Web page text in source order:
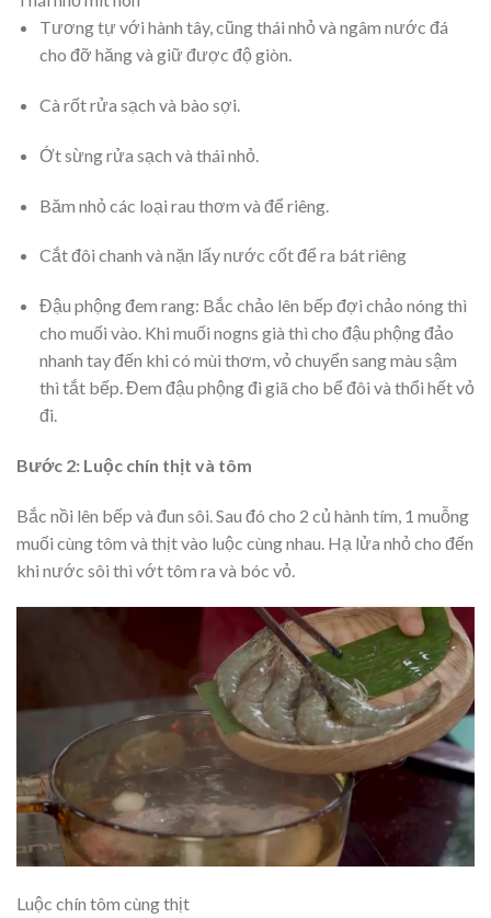
Tương tự với hành tây, cũng thái nhỏ và ngâm nước đá
cho đỡ hăng và giữ được độ giòn.
Cà rốt rửa sạch và bào sợi.
Ớt sừng rửa sạch và thái nhỏ.
Băm nhỏ các loại rau thơm và để riêng.
Cắt đôi chanh và nặn lấy nước cốt để ra bát riêng
Đậu phộng đem rang: Bắc chảo lên bếp đợi chảo nóng thì
cho muối vào. Khi muối nogns già thì cho đậu phộng đảo
nhanh tay đến khi có mùi thơm, vỏ chuyển sang màu sậm
thì tắt bếp. Đem đậu phộng đi giã cho bể đôi và thổi hết vỏ
đi.
Bước 2: Luộc chín thịt và tôm
Bắc nồi lên bếp và đun sôi. Sau đó cho 2 củ hành tím, 1 muỗng
muối cùng tôm và thịt vào luộc cùng nhau. Hạ lửa nhỏ cho đến
khi nước sôi thì vớt tôm ra và bóc vỏ.
Luộc chín tôm cùng thịt